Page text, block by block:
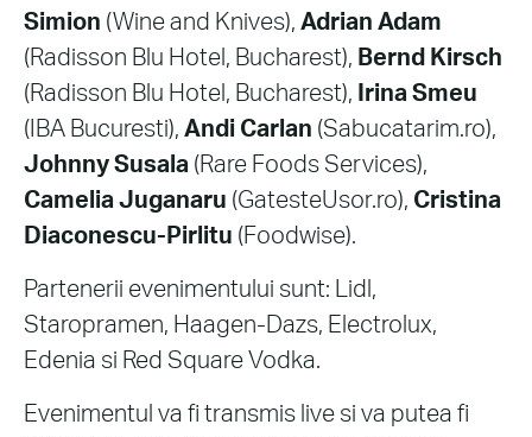
Simion (Wine and Knives), Adrian Adam
(Radisson Blu Hotel, Bucharest), Bernd Kirsch
(Radisson Blu Hotel, Bucharest), Irina Smeu
(IBA Bucuresti), Andi Carlan (Sabucatarim.ro),
Johnny Susala (Rare Foods Services),
Camelia Juganaru (GatesteUsor.ro), Cristina
Diaconescu-Pirlitu (Foodwise).
Partenerii evenimentului sunt: Lidl,
Staropramen, Haagen-Dazs, Electrolux,
Edenia si Red Square Vodka.
Evenimentul va fi transmis live si va putea fi